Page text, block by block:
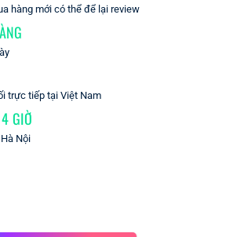
hàng mới có thể để lại review
trực tiếp tại Việt Nam
GIỜ
Nội